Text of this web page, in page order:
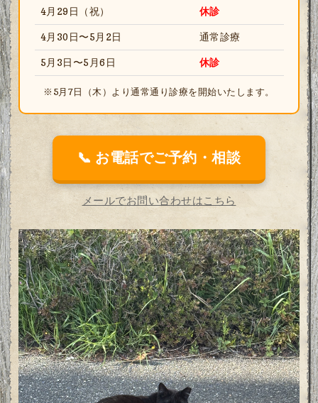
4月29日（祝）
休診
4月30日〜5月2日 通常診療
5月3日〜5月6日 休診
※5月7日（木）より通常通り診療を開始いたします。
📞 お電話でご予約・相談
メールでお問い合わせはこちら